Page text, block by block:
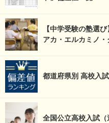
【中学受験の塾選
アカ・エルカミノ
都道府県別 高校入
全国公立高校入試（